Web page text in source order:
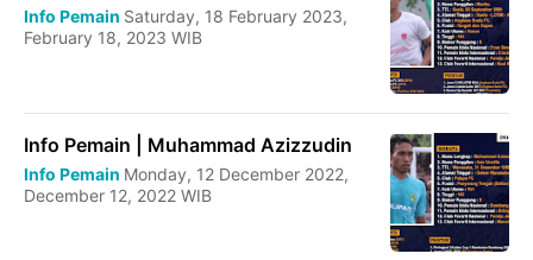
Info Pemain Saturday, 18 February 2023,
February 18, 2023 WIB
Info Pemain | Muhammad Azizzudin
Info Pemain Monday, 12 December 2022,
December 12, 2022 WIB